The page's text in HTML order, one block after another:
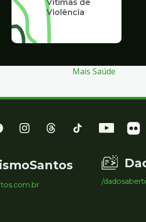
Vítimas de
Violência
Mais Saúde
/